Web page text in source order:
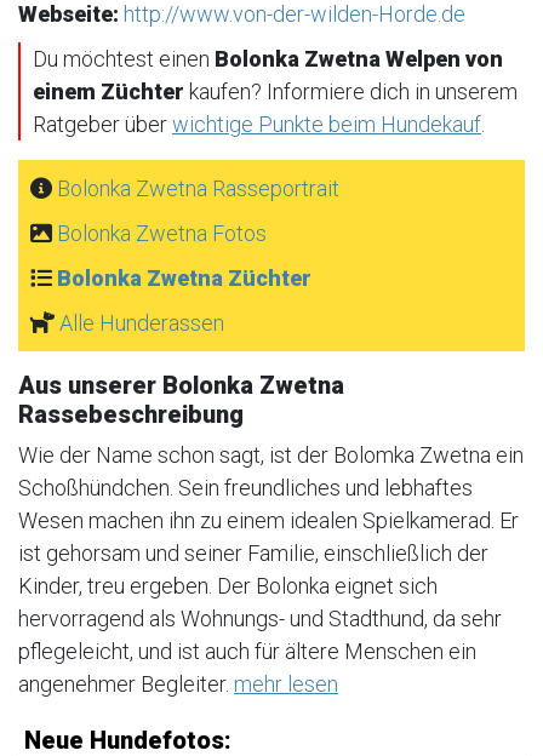
Webseite: http://www.von-der-wilden-Horde.de
Du möchtest einen Bolonka Zwetna Welpen von
einem Züchter kaufen? Informiere dich in unserem
Ratgeber überwichtige Punkte beim Hundekauf
Bolonka Zwetna Rasseportrait
Bolonka Zwetna Fotos
Bolonka Zwetna Züchter
Alle Hunderassen
Aus unserer Bolonka Zwetna
Rassebeschreibung
Wie der Name schon sagt, ist der Bolomka Zwetna ein
Schoßhündchen. Sein freundliches und lebhaftes
Wesen machen ihn zu einem idealen Spielkamerad. Er
ist gehorsam und seiner Familie, einschließlich der
Kinder, treu ergeben. Der Bolonka eignet sich
hervorragend als Wohnungs- und Stadthund, da sehr
pflegeleicht, und ist auch für ältere Menschen ein
angenehmer Begleiter. mehr lesen
Neue Hundefotos: